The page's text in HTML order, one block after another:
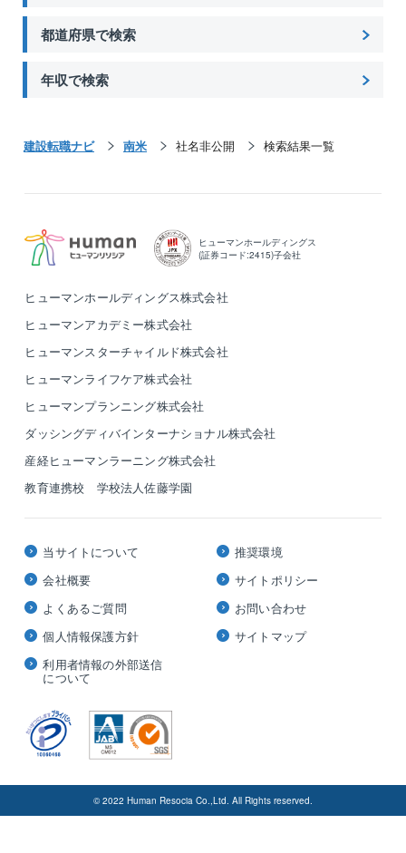
都道府県で検索
年収で検索
建設転職ナビ 南米 社名非公開 検索結果一覧
ヒューマンホールディングス
(証券コード:2415)子会社
ヒューマンホールディングス株式会社
ヒューマンアカデミー株式会社
ヒューマンスターチャイルド株式会社
ヒューマンライフケア株式会社
ヒューマンプランニング株式会社
ダッシングディバインターナショナル株式会社
産経ヒューマンラーニング株式会社
教育連携校 学校法人佐藤学園
当サイトについて
会社概要
よくあるご質問
個人情報保護方針
利用者情報の外部送信
について
推奨環境
サイトポリシー
お問い合わせ
サイトマップ
© 2022 Human Resocia Co.,Ltd. All Rights reserved.